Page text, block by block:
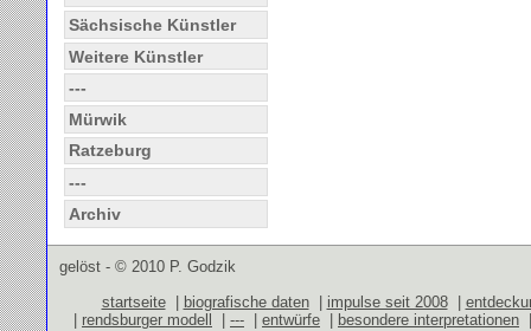
Sächsische Künstler
Weitere Künstler
---
Mürwik
Ratzeburg
---
Archiv
gelöst - © 2010 P. Godzik
startseite| biografische daten| impulse seit 2008|
rendsburger modell --- entwürfe besondere interpretationen